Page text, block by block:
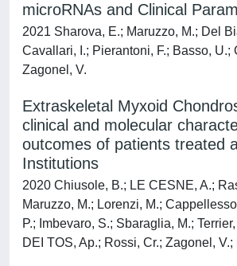
microRNAs and Clinical
2021 Sharova, E.; Maruzzo, M.; Del
Cavallari, I.; Pierantoni, F.; Basso, U.;
Zagonel, V.
Extraskeletal Myxoid
clinical and molecular
outcomes of patients treated
Institutions
2020 Chiusole, B.; LE CESNE, A.;
Maruzzo, M.; Lorenzi, M.;
P.; Imbevaro, S.; Sbaraglia, M.;
DEI TOS, Ap.; Rossi, Cr.; Zagonel, V.;